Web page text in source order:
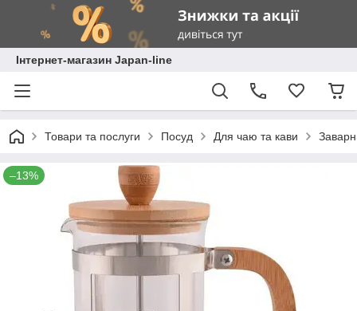
Інтернет-магазин Japan-line
Товари та послуги Посуд Для чаю та кави
–13%